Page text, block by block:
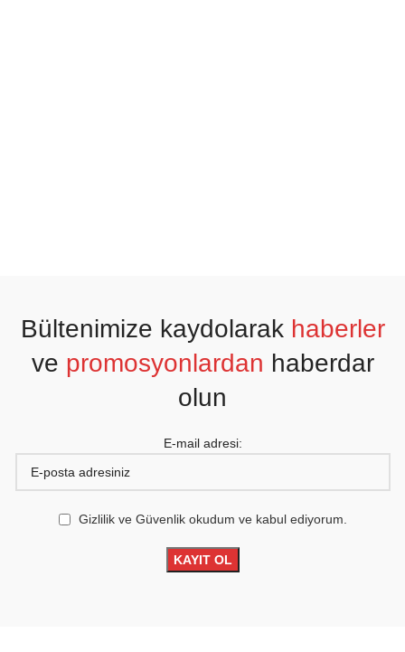
Bültenimize kaydolarak haberler
ve promosyonlardan haberdar
olun
E-mail adresi:
Gizlilik ve Güvenlik okudum ve kabul ediyorum.